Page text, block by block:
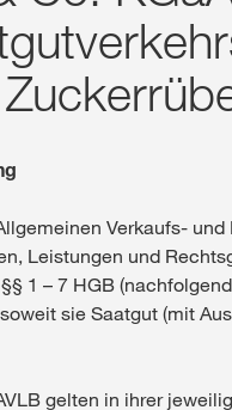
Verkaufs-
Leistungen und
1 – 7 HGB
sie Saatgut (mit
gelten in ihrer